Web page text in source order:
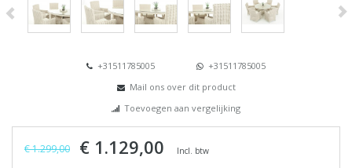
+31511785005
+31511785005
Mail ons over dit product
Toevoegen aan vergelijking
€ 1.299,00 € 1.129,00 Incl. btw